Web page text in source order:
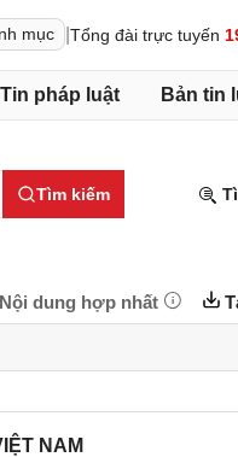
mục Tổng đài trực tuyến
Tin pháp luật Bản tin
Tìm kiếm
Nội dung hợp nhất
NAM